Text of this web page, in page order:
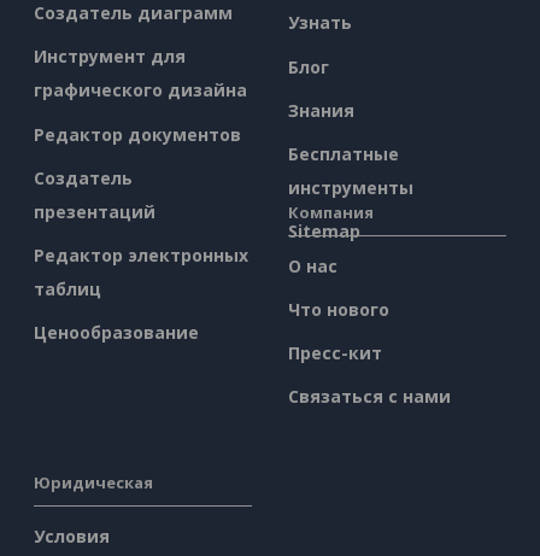
Создатель диаграмм
Инструмент для
графического дизайна
Редактор документов
Создатель
презентаций
Редактор электронных
таблиц
Ценообразование
Узнать
Блог
Знания
Бесплатные
инструменты
Sitemap
Компания
О нас
Что нового
Пресс-кит
Связаться с нами
Юридическая
Условия